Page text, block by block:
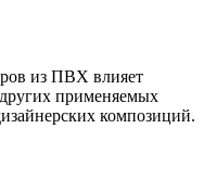
из ПВХ влияет
применяемых
композиций.